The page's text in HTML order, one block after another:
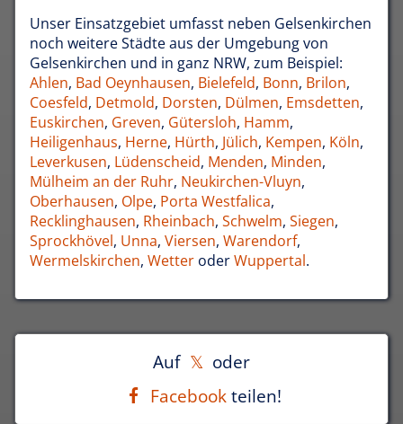
Unser Einsatzgebiet umfasst neben Gelsenkirchen
noch weitere Städte aus der Umgebung von
Gelsenkirchen und in ganz NRW, zum Beispiel:
Ahlen, Bad Oeynhausen, Bielefeld, Bonn, Brilon,
Coesfeld, Detmold, Dorsten, Dülmen, Emsdetten,
Euskirchen, Greven, Gütersloh, Hamm,
Heiligenhaus, Herne, Hürth, Jülich, Kempen, Köln,
Leverkusen, Lüdenscheid, Menden, Minden,
Mülheim an der Ruhr, Neukirchen-Vluyn,
Oberhausen, Olpe, Porta Westfalica,
Recklinghausen, Rheinbach, Schwelm, Siegen,
Sprockhövel, Unna, Viersen, Warendorf,
Wermelskirchen, Wetter oderWuppertal.
Auf
oder
Facebookteilen!